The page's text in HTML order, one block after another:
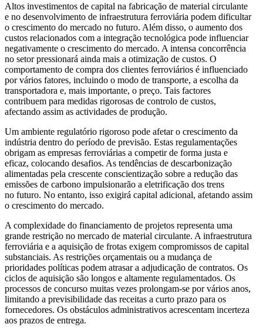
Altos investimentos de capital na fabricação de material circulante
e no desenvolvimento de infraestrutura ferroviária podem dificultar
o crescimento do mercado no futuro. Além disso, o aumento dos
custos relacionados com a integração tecnológica pode influenciar
negativamente o crescimento do mercado. A intensa concorrência
no setor pressionará ainda mais a otimização de custos. O
comportamento de compra dos clientes ferroviários é influenciado
por vários fatores, incluindo o modo de transporte, a escolha da
transportadora e, mais importante, o preço. Tais factores
contribuem para medidas rigorosas de controlo de custos,
afectando assim as actividades de produção.
Um ambiente regulatório rigoroso pode afetar o crescimento da
indústria dentro do período de previsão. Estas regulamentações
obrigam as empresas ferroviárias a competir de forma justa e
eficaz, colocando desafios. As tendências de descarbonização
alimentadas pela crescente conscientização sobre a redução das
emissões de carbono impulsionarão a eletrificação dos trens
no futuro. No entanto, isso exigirá capital adicional, afetando assim
o crescimento do mercado.
A complexidade do financiamento de projetos representa uma
grande restrição no mercado de material circulante. A infraestrutura
ferroviária e a aquisição de frotas exigem compromissos de capital
substanciais. As restrições orçamentais ou a mudança de
prioridades políticas podem atrasar a adjudicação de contratos. Os
ciclos de aquisição são longos e altamente regulamentados. Os
processos de concurso muitas vezes prolongam-se por vários anos,
limitando a previsibilidade das receitas a curto prazo para os
fornecedores. Os obstáculos administrativos acrescentam incerteza
aos prazos de entrega.